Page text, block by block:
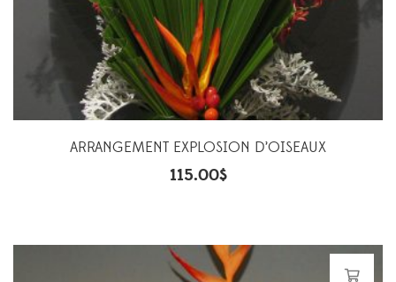
ARRANGEMENT EXPLOSION D’OISEAUX
115.00$